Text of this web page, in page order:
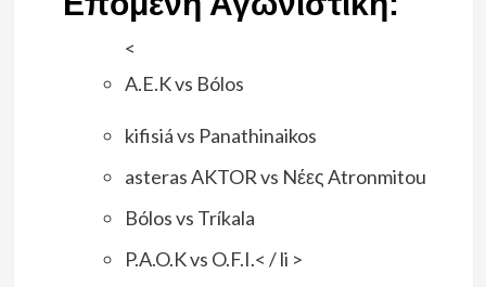
<
A.E.K vs Bólos
kifisiá vs Panathinaikos
asteras AKTOR vs Nέες Atronmitou
Bólos vs Tríkala
P.A.O.K vs O.F.I.< / li >